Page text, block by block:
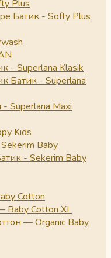
Plus
Батик - Softy Plus
- Superlana Klasik
Батик - Superlana
Superlana Maxi
Kids
Baby
- Sekerim Baby
Cotton
Baby Cotton XL
— Organic Baby